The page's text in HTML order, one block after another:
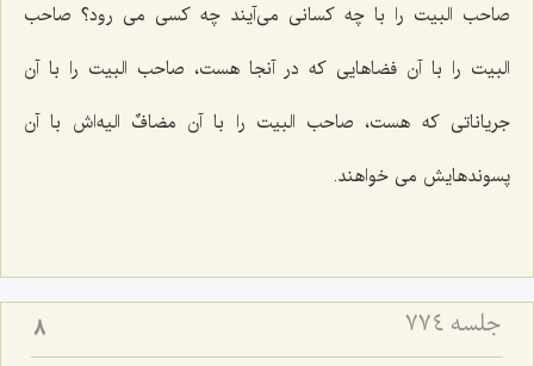
صاحب البیت را با چه كسانی می‌آیند چه كسی می رود؟ صاحب
البیت را با آن فضاهایی كه در آنجا هست، صاحب البیت را با آن
جریاناتی كه هست، صاحب البیت را با آن مضافٌ الیه‌اش با آن
پسوندهایش می خواهند.
جلسه ۷۷۴ 8